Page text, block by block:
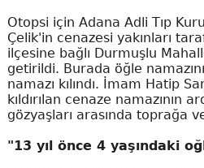
Otopsi için Adana Adli Tıp
Çelik'in cenazesi yakınları
ilçesine bağlı Durmuşlu
getirildi. Burada öğle
namazı kılındı. İmam Hatip
kıldırılan cenaze namazının
gözyaşları arasında toprağa
"13 yıl önce 4 yaşındaki